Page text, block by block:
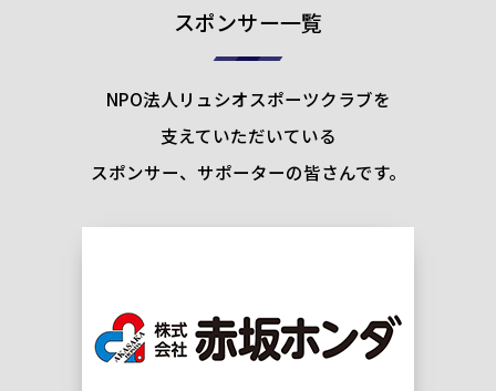
スポンサー一覧
NPO法人リュシオスポーツクラブを
支えていただいている
スポンサー、サポーターの皆さんです。